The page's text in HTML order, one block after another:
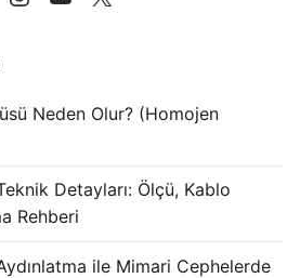
LED Modüller
Gerilim Şerit LED
Gerilim Çubuk LED
Akım Çubuk LED
LED Profilleri
Neden Olur? (Homojen
Detayları: Ölçü, Kablo
Rehberi
ile Mimari Cephelerde